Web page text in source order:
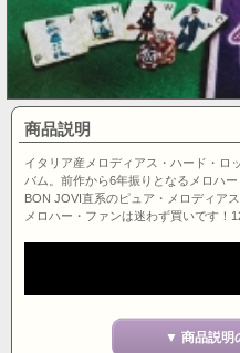
商品説明
イタリア産メロディアス・ハード・ロ
バム。前作から6年振りとなるメロハ
BON JOVI直系のピュア・メロディア
メロハー・ファンは迷わず買いです！
▼ 商品説明